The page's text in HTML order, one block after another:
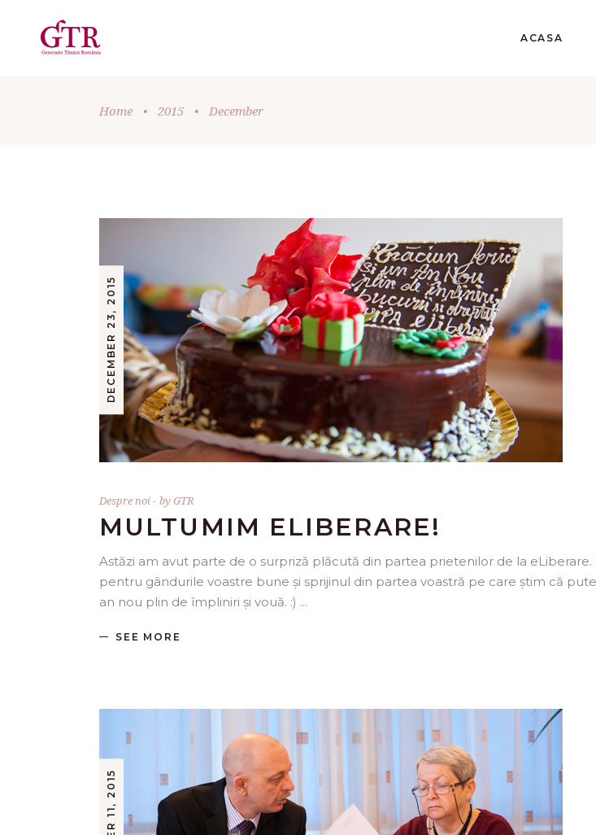
ACASA
Home • 2015 • December
DECEMBER 23, 2015
Despre noi byGTR
MULTUMIM ELIBERARE!
Astăzi am avut parte de o surpriză plăcută din partea prietenilor de la
pentru gândurile voastre bune și sprijinul din partea voastră pe care știm că
an nou plin de împliniri și vouă. :)
SEE MORE